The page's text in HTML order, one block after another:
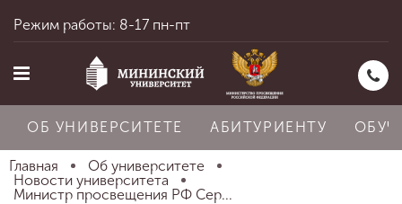
Режим работы: 8-17 пн-пт
ОБ УНИВЕРСИТЕТЕ АБИТУРИЕНТУ
Главная
Об университете
Новости университета
Министр просвещения РФ Сер...